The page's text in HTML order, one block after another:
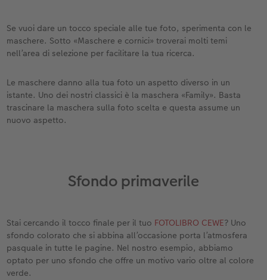
Se vuoi dare un tocco speciale alle tue foto, sperimenta con le
maschere. Sotto «Maschere e cornici» troverai molti temi
nell’area di selezione per facilitare la tua ricerca.
Le maschere danno alla tua foto un aspetto diverso in un
istante. Uno dei nostri classici è la maschera «Family». Basta
trascinare la maschera sulla foto scelta e questa assume un
nuovo aspetto.
Sfondo primaverile
Stai cercando il tocco finale per il tuo FOTOLIBRO CEWE? Uno
sfondo colorato che si abbina all’occasione porta l’atmosfera
pasquale in tutte le pagine. Nel nostro esempio, abbiamo
optato per uno sfondo che offre un motivo vario oltre al colore
verde.